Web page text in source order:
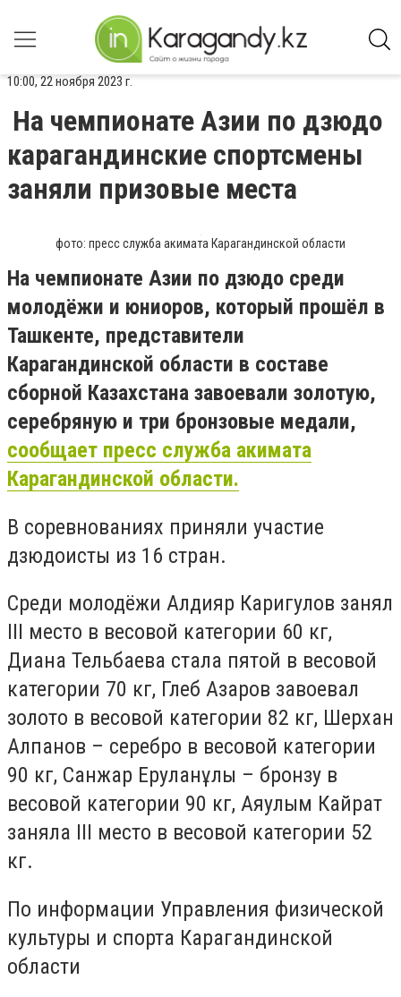
10:00, 22 ноября 2023 г.
На чемпионате Азии по дзюдо
карагандинские спортсмены
заняли призовые места
фото: пресс служба акимата Карагандинской области
На чемпионате Азии по дзюдо среди
молодёжи и юниоров, который прошёл в
Ташкенте, представители
Карагандинской области в составе
сборной Казахстана завоевали золотую,
серебряную и три бронзовые медали,
сообщает пресс служба акимата
Карагандинской области.
В соревнованиях приняли участие
дзюдоисты из 16 стран.
Среди молодёжи Алдияр Каригулов занял
III место в весовой категории 60 кг,
Диана Тельбаева стала пятой в весовой
категории 70 кг, Глеб Азаров завоевал
золото в весовой категории 82 кг, Шерхан
Алпанов – серебро в весовой категории
90 кг, Санжар Еруланұлы – бронзу в
весовой категории 90 кг, Аяулым Кайрат
заняла III место в весовой категории 52
кг.
По информации Управления физической
культуры и спорта Карагандинской
области